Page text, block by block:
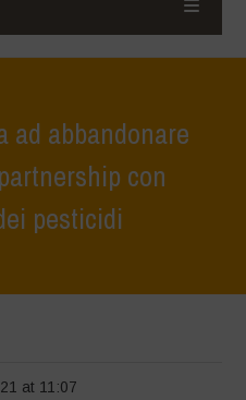
ad abbandonare
con
pesticidi
at 11:07